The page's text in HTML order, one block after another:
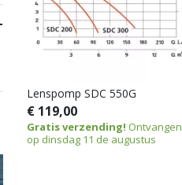
Lenspomp SDC 550G
€ 119,00
Gratis verzending! Ontvangen
op dinsdag 11 de augustus